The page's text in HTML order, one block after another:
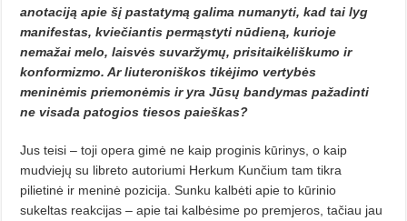
anotaciją apie šį pastatymą galima numanyti, kad tai lyg
manifestas, kviečiantis permąstyti nūdieną, kurioje
nemažai melo, laisvės suvaržymų, prisitaikėliškumo ir
konformizmo. Ar liuteroniškos tikėjimo vertybės
meninėmis priemonėmis ir yra Jūsų bandymas pažadinti
ne visada patogios tiesos paieškas?
Jus teisi – toji opera gimė ne kaip proginis kūrinys, o kaip
mudviejų su libreto autoriumi Herkum Kunčium tam tikra
pilietinė ir meninė pozicija. Sunku kalbėti apie to kūrinio
sukeltas reakcijas – apie tai kalbėsime po premjeros, tačiau jau